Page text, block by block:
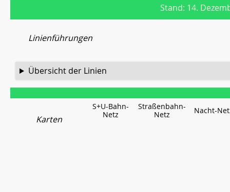
Stand: 14.
Linienführungen
Übersicht der Linien
Karten
S+U-Bahn-
Netz
Straßenbahn-
Netz
Nacht-